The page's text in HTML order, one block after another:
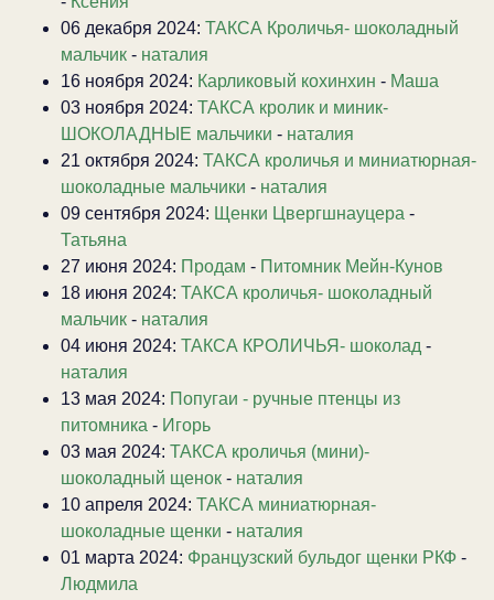
06 декабря 2024: ТАКСА Кроличья- шоколадный
мальчик - наталия
16 ноября 2024: Карликовый кохинхин - Маша
03 ноября 2024: ТАКСА кролик и миник-
ШОКОЛАДНЫЕ мальчики - наталия
21 октября 2024: ТАКСА кроличья и миниатюрная-
шоколадные мальчики - наталия
09 сентября 2024: Щенки Цвергшнауцера -
Татьяна
27 июня 2024: Продам - Питомник Мейн-Кунов
18 июня 2024: ТАКСА кроличья- шоколадный
мальчик - наталия
04 июня 2024: ТАКСА КРОЛИЧЬЯ- шоколад -
наталия
13 мая 2024: Попугаи - ручные птенцы из
питомника - Игорь
03 мая 2024: ТАКСА кроличья (мини)-
шоколадный щенок - наталия
10 апреля 2024: ТАКСА миниатюрная-
шоколадные щенки - наталия
01 марта 2024: Французский бульдог щенки РКФ -
Людмила